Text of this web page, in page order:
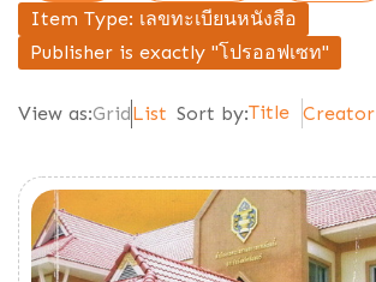
Item Type: เลขทะเบียนหนังสือ
Publisher is exactly "โปรออฟเซท"
View as:GridList Sort by:Title Creator